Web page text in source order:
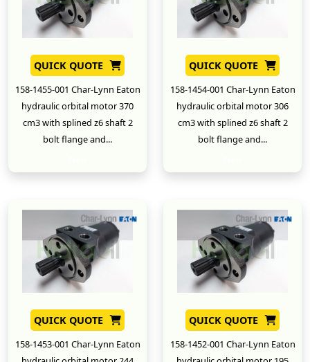
QUICK QUOTE
158-1455-001 Char-Lynn Eaton
hydraulic orbital motor 370
cm3 with splined z6 shaft 2
bolt flange and...
QUICK QUOTE
158-1454-001 Char-Lynn Eaton
hydraulic orbital motor 306
cm3 with splined z6 shaft 2
bolt flange and...
QUICK QUOTE
158-1453-001 Char-Lynn Eaton
QUICK QUOTE
158-1452-001 Char-Lynn Eaton